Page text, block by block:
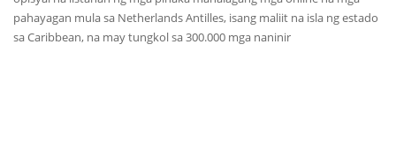
pahayagan mula sa Netherlands Antilles, isang maliit na isla ng estado
sa Caribbean, na may tungkol sa 300.000 mga naninir